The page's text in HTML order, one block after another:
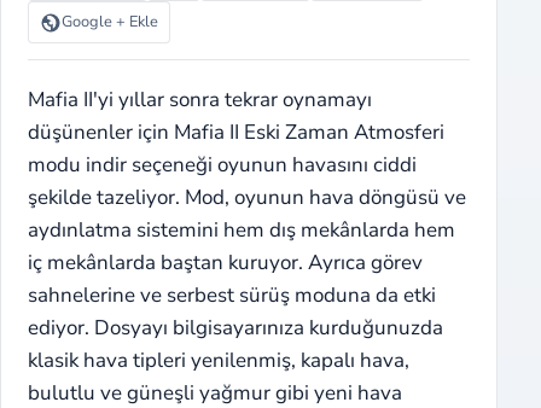
Google + Ekle
Mafia II'yi yıllar sonra tekrar oynamayı
düşünenler için Mafia II Eski Zaman Atmosferi
modu indir seçeneği oyunun havasını ciddi
şekilde tazeliyor. Mod, oyunun hava döngüsü ve
aydınlatma sistemini hem dış mekânlarda hem
iç mekânlarda baştan kuruyor. Ayrıca görev
sahnelerine ve serbest sürüş moduna da etki
ediyor. Dosyayı bilgisayarınıza kurduğunuzda
klasik hava tipleri yenilenmiş, kapalı hava,
bulutlu ve güneşli yağmur gibi yeni hava